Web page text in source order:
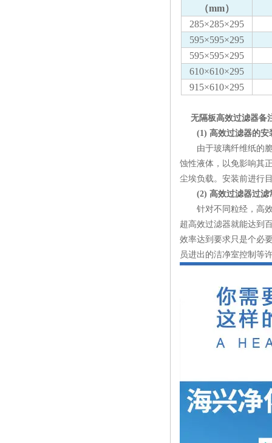
（mm）
285×285×295
595×595×295
595×595×295
610×610×295
915×610×295
无隔板高效过滤器备
(1) 高效过滤器的安
由于玻璃纤维纸的脆
蚀性液体，以免影响其
尘埃负载。安装前进行
(2) 高效过滤器过滤
针对不同粒经，高效
超高效过滤器就能达到
效率达到要求只是个必
员进出的洁净室控制等